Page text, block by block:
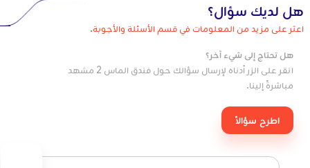
هل لديك سؤال؟
اعثر على مزيد من المعلومات في قسم الأسئلة والأجوبة.
هل تحتاج إلى شيء آخر؟
انقر على الزر أدناه لإرسال سؤالك حول فندق الماس 2 مشهد
مباشرةً إلينا.
اطرح سؤالاً